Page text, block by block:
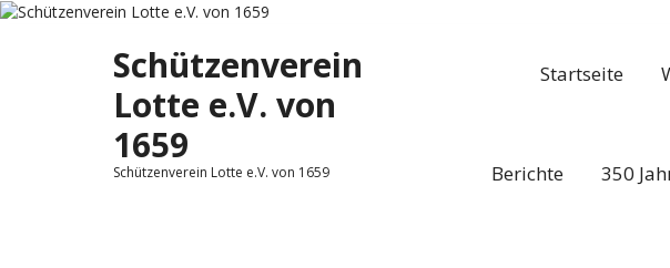
Zum
Schützenverein
Lotte e.V. von
1659
Schützenverein Lotte e.V. von 1659
Startseite
Berichte 350